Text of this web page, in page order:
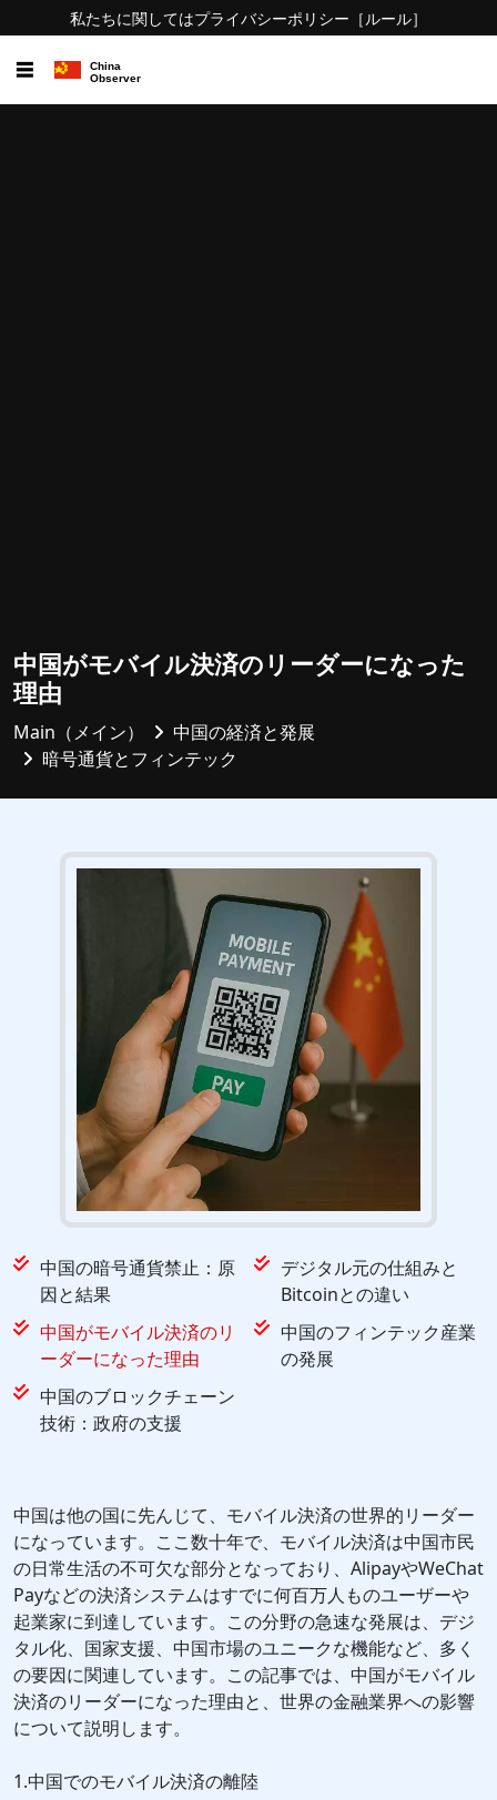
私たちに関してはプライバシーポリシー ［ルール］
☰
中国がモバイル決済のリーダーになった
理由
Main（メイン）
中国の経済と発展
暗号通貨とフィンテック
中国の暗号通貨禁止：原
因と結果
デジタル元の仕組みと
Bitcoinとの違い
中国がモバイル決済のリ
ーダーになった理由
中国のフィンテック産業
の発展
中国のブロックチェーン
技術：政府の支援
中国は他の国に先んじて、モバイル決済の世界的リーダー
になっています。ここ数十年で、モバイル決済は中国市民
の日常生活の不可欠な部分となっており、AlipayやWeChat
Payなどの決済システムはすでに何百万人ものユーザーや
起業家に到達しています。この分野の急速な発展は、デジ
タル化、国家支援、中国市場のユニークな機能など、多く
の要因に関連しています。この記事では、中国がモバイル
決済のリーダーになった理由と、世界の金融業界への影響
について説明します。
1.中国でのモバイル決済の離陸